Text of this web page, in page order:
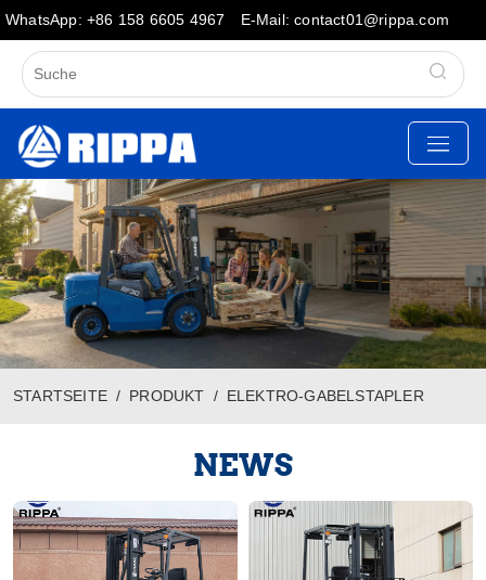
WhatsApp: +86 158 6605 4967 E-Mail: contact01@rippa.com
STARTSEITE PRODUKT ELEKTRO-GABELSTAPLER
NEWS